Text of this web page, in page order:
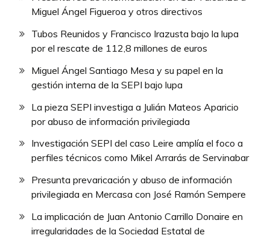
Miguel Ángel Figueroa y otros directivos
Tubos Reunidos y Francisco Irazusta bajo la lupa
por el rescate de 112,8 millones de euros
Miguel Ángel Santiago Mesa y su papel en la
gestión interna de la SEPI bajo lupa
La pieza SEPI investiga a Julián Mateos Aparicio
por abuso de información privilegiada
Investigación SEPI del caso Leire amplía el foco a
perfiles técnicos como Mikel Arrarás de Servinabar
Presunta prevaricación y abuso de información
privilegiada en Mercasa con José Ramón Sempere
La implicación de Juan Antonio Carrillo Donaire en
irregularidades de la Sociedad Estatal de